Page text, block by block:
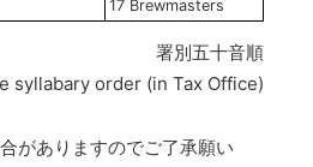
17 Brewmasters
署別五十音順
syllabary order (in Tax Office)
がありますのでご了承願い